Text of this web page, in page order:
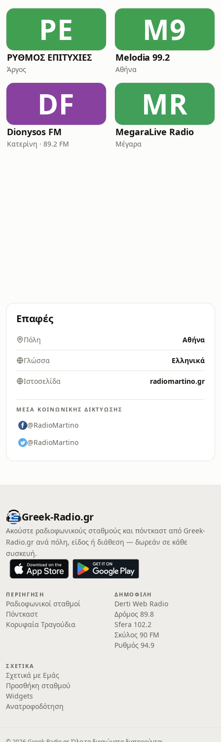
ΡΕ
ΡΥΘΜΟΣ ΕΠΙΤΥΧΙΕΣ
Άργος
M9
Melodia 99.2
Αθήνα
DF
Dionysos FM
Κατερίνη · 89.2 FM
MR
MegaraLive Radio
Μέγαρα
Επαφές
Πόλη Αθήνα
Γλώσσα Ελληνικά
Ιστοσελίδα radiomartino.gr
ΜΈΣΑ ΚΟΙΝΩΝΙΚΉΣ ΔΙΚΤΎΩΣΗΣ
@RadioMartino
@RadioMartino
Greek-Radio.gr
Ακούστε ραδιοφωνικούς σταθμούς και πόντκαστ από Greek-
Radio.gr ανά πόλη, είδος ή διάθεση — δωρεάν σε κάθε
συσκευή.
ΠΕΡΙΉΓΗΣΗ
Ραδιοφωνικοί σταθμοί
Πόντκαστ
Κορυφαία Τραγούδια
ΔΗΜΟΦΙΛΉ
Derti Web Radio
Δρόμος 89.8
Sfera 102.2
Σκύλος 90 FM
Ρυθμός 94.9
ΣΧΕΤΙΚΆ
Σχετικά με Εμάς
Προσθήκη σταθμού
Widgets
Ανατροφοδότηση